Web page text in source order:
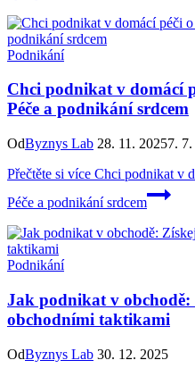
Podnikání
Chci podnikat v domácí
Péče a podnikání srdcem
OdByznys Lab 28. 11. 20257.
Přečtěte si více Chci podnikat v
Péče a podnikání srdcem
Podnikání
Jak podnikat v obchodě:
obchodními taktikami
OdByznys Lab 30. 12. 2025